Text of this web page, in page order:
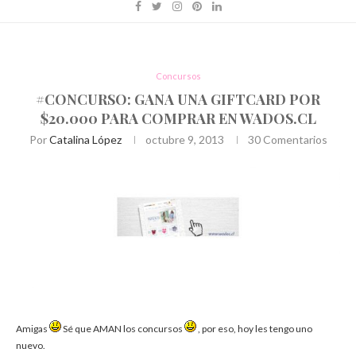
Concursos
#CONCURSO: GANA UNA GIFTCARD POR
$20.000 PARA COMPRAR EN WADOS.CL
PorCatalina López octubre 9, 2013 30 Comentarios
Amigas Sé que AMAN los concursos
, por eso, hoy les tengo uno
nuevo.